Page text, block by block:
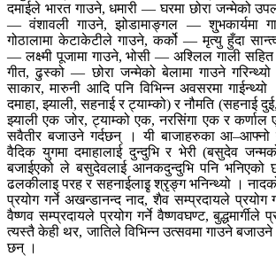
दमाईले भारत गाउने, धमारी — घरमा छोरा जन्मेको
— वंशावली गाउने, झोडामाङ्गल — शु्भकार्यमा
गोठालामा केटाकेटीले गाउने, कर्को — मृत्यु हुँदा
— लक्ष्मी पूजामा गाउने, भोसी — अश्लिल गाली सहित
गीत, ढुस्को — छोरा जन्मेको बेलामा गाउने
साकार, मारुनी आदि पनि विभिन्न अवसरमा
दमाहा, झ्याली, सहनाई र ट्याम्को) र नौमति (सहनाई
झ्याली एक जोर, ट्याम्को एक, नरसिंगा एक र कर्णाल
सवैतीर बजाउने गर्दछन् । यी बाजाहरुका आ–आफ्नो
वैदिक युगमा दमाहालाई दुन्दुभि र भेरी (बसुदेव
बजाईएको ले बसुदेवलाई आनकदुन्दुभि पनि भनिएको
ढलकीलाइ परह र सहनाईलाइृ श्रृङ्ग भनिन्थ्यो ।
प्रयोग गर्ने अखन्डानन्द नाद, शैव सम्प्रदायले प्रयोग
वैष्णव सम्प्रदायले प्रयोग गर्ने वैष्णवघण्ट, बुद्धमार्गीले
त्यस्तै केही थर, जातिले विभिन्न उत्सवमा गाउने
छन् ।